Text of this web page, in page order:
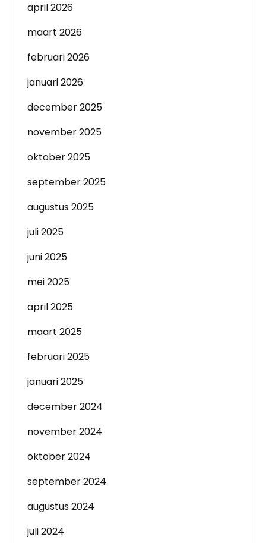
april 2026
maart 2026
februari 2026
januari 2026
december 2025
november 2025
oktober 2025
september 2025
augustus 2025
juli 2025
juni 2025
mei 2025
april 2025
maart 2025
februari 2025
januari 2025
december 2024
november 2024
oktober 2024
september 2024
augustus 2024
juli 2024